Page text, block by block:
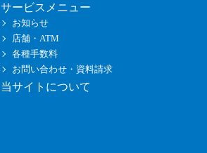
サービスメニュー
お知らせ
店舗・ATM
各種手数料
お問い合わせ・資料請求
当サイトについて